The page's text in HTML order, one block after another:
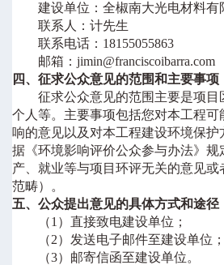
建设单位： 全椒南大光电材料有
联系人：计先生
联系电话： 18155055863
邮箱： jimin@franciscoibarra.com
四、 征求公众意见的范围和主要事项
征求公众意见的范围主要是项目
个人等。主要事项包括您对本工程
响的意见以及对本工程建设环境保
据《环境影响评价公众参与办法》
产、就业等与项目环评无关的意见
范畴）。
五、公众提出意见的具体方式和途径
（1 ）直接致电建设单位；
（2）发送电子邮件至建设单位；
（3）邮寄信函至建设单位。